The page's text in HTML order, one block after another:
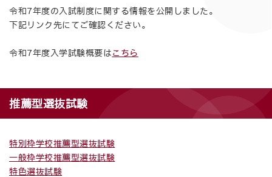
令和7年度の入試制度に関する情報を公開しました。
下記リンク先にてご確認ください。
令和7年度入学試験概要は こちら
推薦型選抜試験
特別枠学校推薦型選抜試験
一般枠学校推薦型選抜試験
特色選抜試験